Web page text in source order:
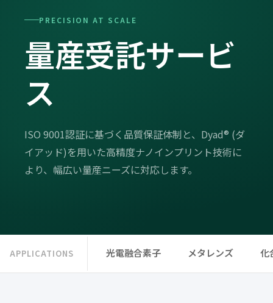
PRECISION AT SCALE
量産受託サービ
ス
ISO 9001認証に基づく品質保証体制と、Dyad® (ダ
イアッド)を用いた高精度ナノインプリント技術に
より、幅広い量産ニーズに対応します。
APPLICATIONS 光電融合素子 メタレンズ 化